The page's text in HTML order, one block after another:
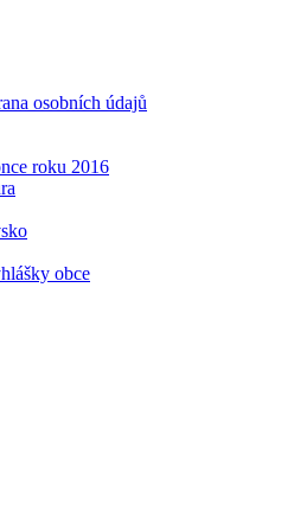
osobních údajů
roku 2016
obce